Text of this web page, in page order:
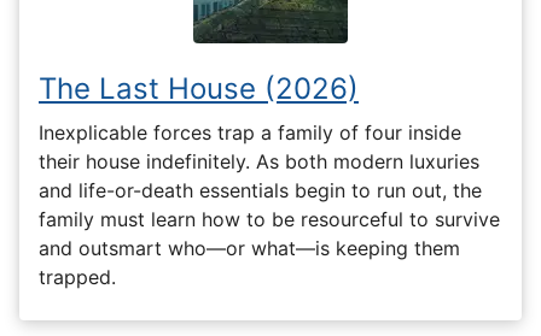
The Last House (2026)
Inexplicable forces trap a family of four inside
their house indefinitely. As both modern luxuries
and life-or-death essentials begin to run out, the
family must learn how to be resourceful to survive
and outsmart who—or what—is keeping them
trapped.